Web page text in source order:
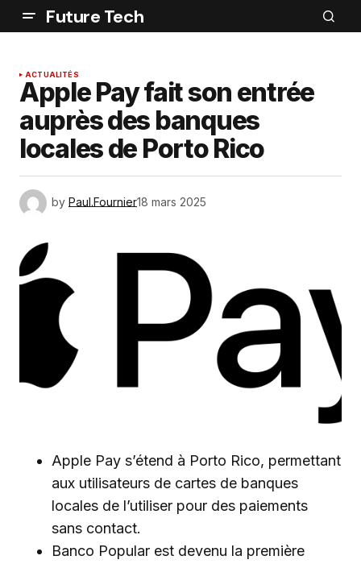
Future Tech
ACTUALITÉS
Apple Pay fait son entrée
auprès des banques
locales de Porto Rico
by Paul.Fournier18 mars 2025
Apple Pay s’étend à Porto Rico, permettant
aux utilisateurs de cartes de banques
locales de l’utiliser pour des paiements
sans contact.
Banco Popular est devenu la première